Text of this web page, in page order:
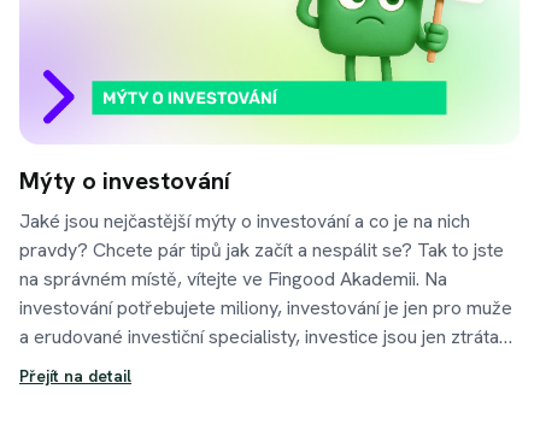
Mýty o investování
Jaké jsou nejčastější mýty o investování a co je na nich
pravdy? Chcete pár tipů jak začít a nespálit se? Tak to jste
na správném místě, vítejte ve Fingood Akademii. Na
investování potřebujete miliony, investování je jen pro muže
a erudované investiční specialisty, investice jsou jen ztráta
času, při kterém přijdete o peníze... Setkali jste se někdy s
Přejít na detail